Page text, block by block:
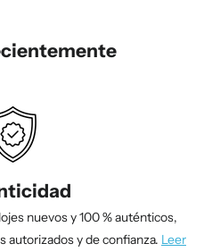
nuevos y 100 % auténticos,
autorizados y de confianza. Leer